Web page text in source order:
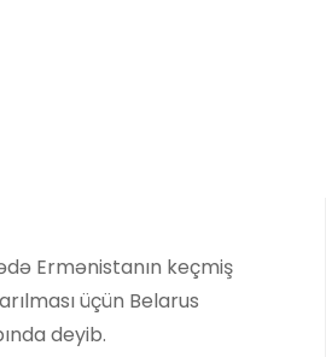
Ermənistanın keçmiş
üçün Belarus
deyib.